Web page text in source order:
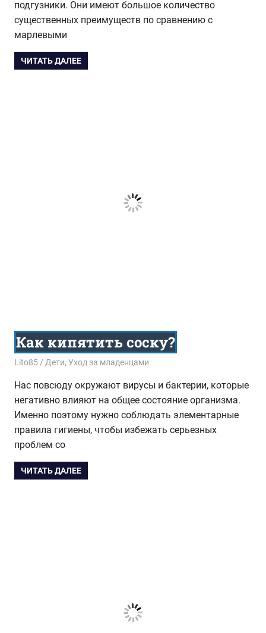
подгузники. Они имеют большое количество
существенных преимуществ по сравнению с
марлевыми
ЧИТАТЬ ДАЛЕЕ
Как кипятить соску?
06.11.2017
Lito85 Дети, Уход за младенцами
Нас повсюду окружают вирусы и бактерии, которые
негативно влияют на общее состояние организма.
Именно поэтому нужно соблюдать элементарные
правила гигиены, чтобы избежать серьезных
проблем со
ЧИТАТЬ ДАЛЕЕ